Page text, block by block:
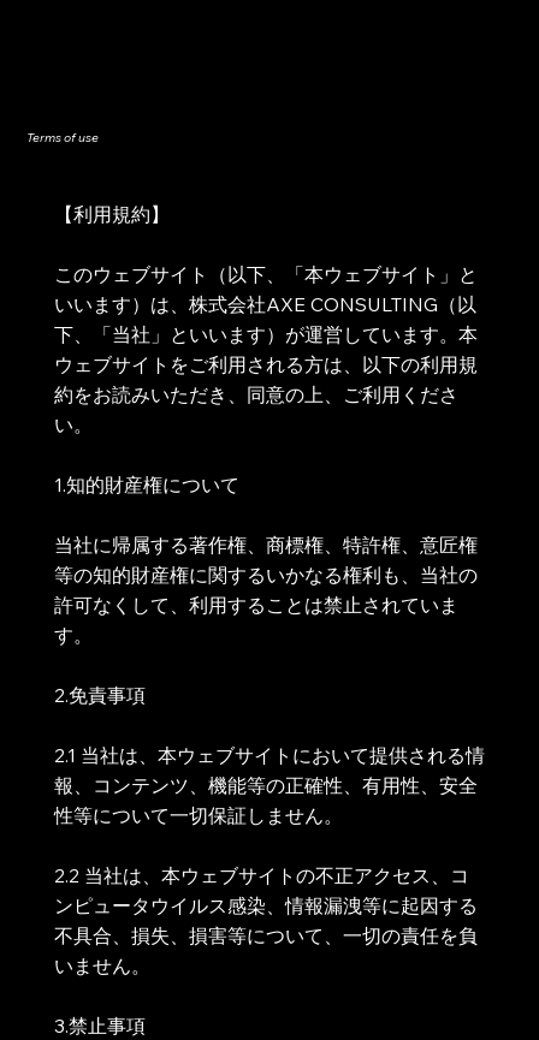
Terms of use
【利用規約】
このウェブサイト（以下、「本ウェブサイト」と
いいます）は、株式会社AXE CONSULTING（以
下、「当社」といいます）が運営しています。本
ウェブサイトをご利用される方は、以下の利用規
約をお読みいただき、同意の上、ご利用くださ
い。
1.知的財産権について
当社に帰属する著作権、商標権、特許権、意匠権
等の知的財産権に関するいかなる権利も、当社の
許可なくして、利用することは禁止されていま
す。
2.免責事項
2.1 当社は、本ウェブサイトにおいて提供される情
報、コンテンツ、機能等の正確性、有用性、安全
性等について一切保証しません。
2.2 当社は、本ウェブサイトの不正アクセス、コ
ンピュータウイルス感染、情報漏洩等に起因する
不具合、損失、損害等について、一切の責任を負
いません。
3.禁止事項